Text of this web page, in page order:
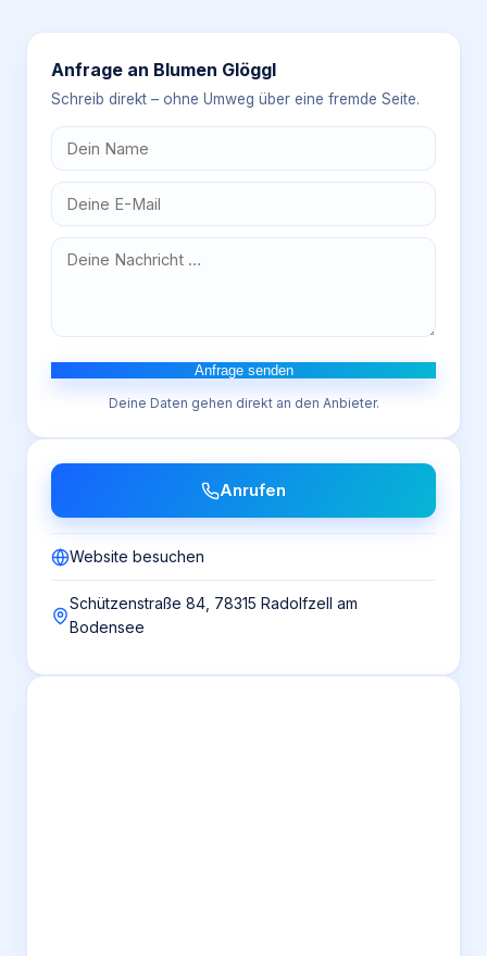
Anfrage an Blumen Glöggl
Schreib direkt – ohne Umweg über eine fremde Seite.
Anfrage senden
Deine Daten gehen direkt an den Anbieter.
Anrufen
Website besuchen
Schützenstraße 84, 78315 Radolfzell am
Bodensee